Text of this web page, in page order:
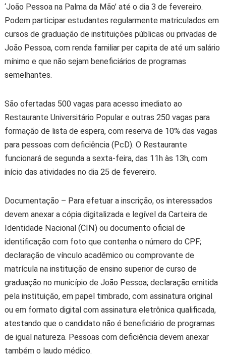
‘João Pessoa na Palma da Mão’ até o dia 3 de fevereiro.
Podem participar estudantes regularmente matriculados em
cursos de graduação de instituições públicas ou privadas de
João Pessoa, com renda familiar per capita de até um salário
mínimo e que não sejam beneficiários de programas
semelhantes.
São ofertadas 500 vagas para acesso imediato ao
Restaurante Universitário Popular e outras 250 vagas para
formação de lista de espera, com reserva de 10% das vagas
para pessoas com deficiência (PcD). O Restaurante
funcionará de segunda a sexta-feira, das 11h às 13h, com
início das atividades no dia 25 de fevereiro.
Documentação – Para efetuar a inscrição, os interessados
devem anexar a cópia digitalizada e legível da Carteira de
Identidade Nacional (CIN) ou documento oficial de
identificação com foto que contenha o número do CPF;
declaração de vínculo acadêmico ou comprovante de
matrícula na instituição de ensino superior de curso de
graduação no município de João Pessoa; declaração emitida
pela instituição, em papel timbrado, com assinatura original
ou em formato digital com assinatura eletrônica qualificada,
atestando que o candidato não é beneficiário de programas
de igual natureza. Pessoas com deficiência devem anexar
também o laudo médico.